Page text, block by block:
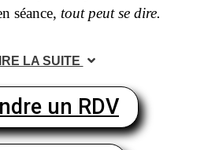
séance, tout peut se dire.
LA SUITE
un RDV